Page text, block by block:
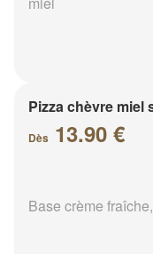
Pizza chèvre miel
Dès 13.90 €
Base crème